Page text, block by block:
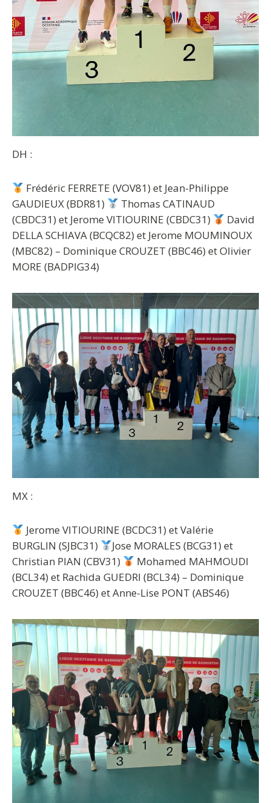
DH :
Frédéric FERRETE (VOV81) et Jean-Philippe
GAUDIEUX (BDR81)
Thomas CATINAUD
(CBDC31) et Jerome VITIOURINE (CBDC31)
David
DELLA SCHIAVA (BCQC82) et Jerome MOUMINOUX
(MBC82) – Dominique CROUZET (BBC46) et Olivier
MORE (BADPIG34)
MX :
Jerome VITIOURINE (BCDC31) et Valérie
BURGLIN (SJBC31)
Jose MORALES (BCG31) et
Christian PIAN (CBV31)
Mohamed MAHMOUDI
(BCL34) et Rachida GUEDRI (BCL34) – Dominique
CROUZET (BBC46) et Anne-Lise PONT (ABS46)